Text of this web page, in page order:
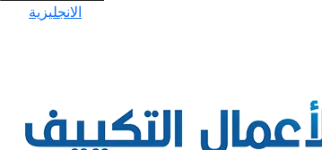
الانجليزية